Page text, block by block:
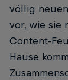
völlig
vor, wie sie
Content-
Hause